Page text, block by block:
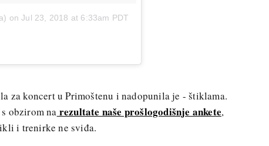
onJul 23, 2018 at 6:33am PDT
za koncert u Primoštenu i nadopunila je - štiklama.
obzirom na rezultate naše prošlogodišnje ankete,
i trenirke ne sviđa.